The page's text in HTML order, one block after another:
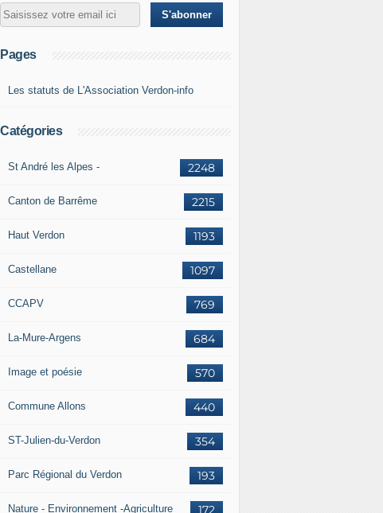
Pages
Les statuts de L'Association Verdon-info
Catégories
2248
St André les Alpes -
2215
Canton de Barrême
1193
Haut Verdon
1097
Castellane
769
CCAPV
684
La-Mure-Argens
570
Image et poésie
440
Commune Allons
354
ST-Julien-du-Verdon
193
Parc Régional du Verdon
172
Nature - Environnement -Agriculture